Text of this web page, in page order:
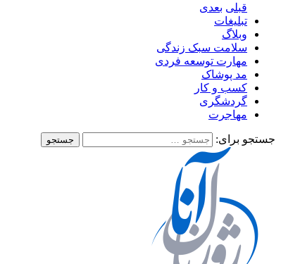
قبلی بعدی
تبلیغات
وبلاگ
سلامت سبک زندگی
مهارت توسعه فردی
مد پوشاک
کسب و کار
گردشگری
مهاجرت
جستجو برای: